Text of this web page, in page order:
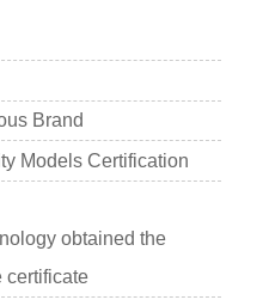
Brand
Models Certification
obtained the
certificate